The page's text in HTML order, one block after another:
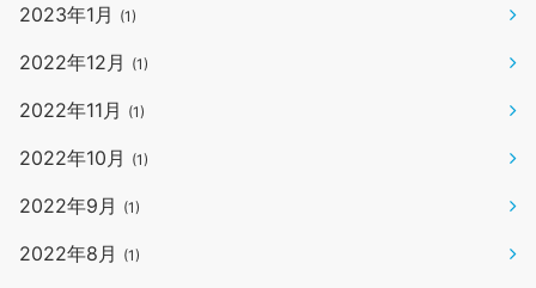
2023年1月 (1)
2022年12月 (1)
2022年11月 (1)
2022年10月 (1)
2022年9月 (1)
2022年8月 (1)